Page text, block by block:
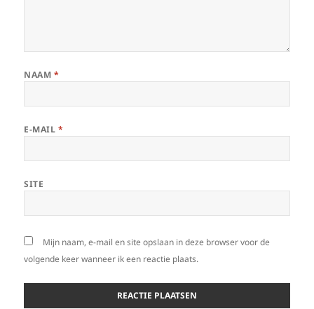
NAAM *
E-MAIL *
SITE
Mijn naam, e-mail en site opslaan in deze browser voor de
volgende keer wanneer ik een reactie plaats.